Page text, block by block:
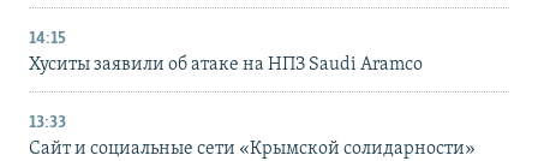
14:15
Хуситы заявили об атаке на НПЗ Saudi Aramco
13:33
Сайт и социальные сети «Крымской солидарности»